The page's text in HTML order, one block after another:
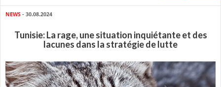
NEWS - 30.08.2024
Tunisie: La rage, une situation inquiétante et des
lacunes dans la stratégie de lutte